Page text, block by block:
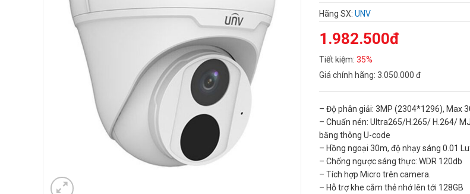
Hãng SX: UNV
1.982.500đ
Tiết kiệm: 35%
Giá chính hãng: 3.050.000 đ
– Độ phân giải: 3MP (2304*1296), Max
– Chuẩn nén: Ultra265/H.265/ H.264/
băng thông U-code
– Hồng ngoại 30m, độ nhạy sáng 0.01
– Chống ngược sáng thực: WDR 120db
– Tích hợp Micro trên camera.
– Hỗ trợ khe cắm thẻ nhớ lên tới 128GB